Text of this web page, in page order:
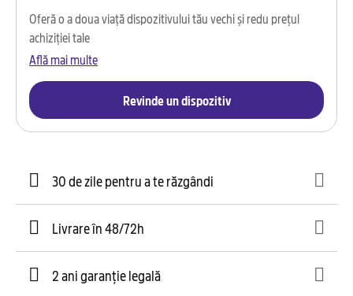
Oferă o a doua viață dispozitivului tău vechi și redu prețul
achiziției tale
Află mai multe
Revinde un dispozitiv
30 de zile pentru a te răzgândi
Livrare în 48/72h
2 ani garanție legală